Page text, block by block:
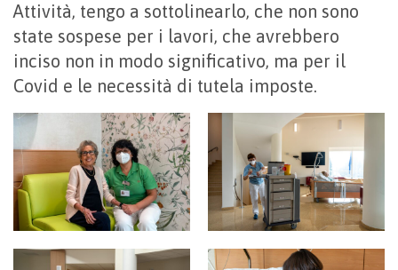
Attività, tengo a sottolinearlo, che non sono
state sospese per i lavori, che avrebbero
inciso non in modo significativo, ma per il
Covid e le necessità di tutela imposte.